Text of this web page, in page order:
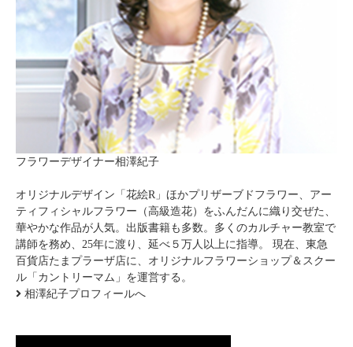
フラワーデザイナー相澤紀子
オリジナルデザイン「花絵R」ほかプリザーブドフラワー、アー
ティフィシャルフラワー（高級造花）をふんだんに織り交ぜた、
華やかな作品が人気。出版書籍も多数。多くのカルチャー教室で
講師を務め、25年に渡り、延べ５万人以上に指導。 現在、東急
百貨店たまプラーザ店に、オリジナルフラワーショップ＆スクー
ル「カントリーマム」を運営する。
相澤紀子プロフィールへ